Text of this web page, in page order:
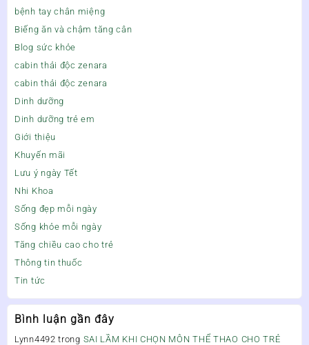
bệnh tay chân miệng
Biếng ăn và chậm tăng cân
Blog sức khỏe
cabin thải độc zenara
cabin thải độc zenara
Dinh dưỡng
Dinh dưỡng trẻ em
Giới thiệu
Khuyến mãi
Lưu ý ngày Tết
Nhi Khoa
Sống đẹp mỗi ngày
Sống khỏe mỗi ngày
Tăng chiều cao cho trẻ
Thông tin thuốc
Tin tức
Bình luận gần đây
Lynn4492 trong SAI LẦM KHI CHỌN MÔN THỂ THAO CHO TRẺ